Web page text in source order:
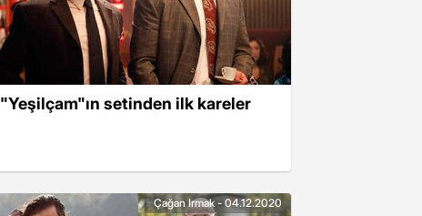
"Yeşilçam"ın setinden ilk kareler
Çağan Irmak - 04.12.2020